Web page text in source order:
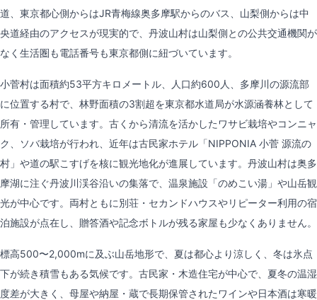
道、東京都心側からはJR青梅線奥多摩駅からのバス、山梨側からは中
央道経由のアクセスが現実的で、丹波山村は山梨側との公共交通機関が
なく生活圏も電話番号も東京都側に紐づいています。
小菅村は面積約53平方キロメートル、人口約600人、多摩川の源流部
に位置する村で、林野面積の3割超を東京都水道局が水源涵養林として
所有・管理しています。古くから清流を活かしたワサビ栽培やコンニャ
ク、ソバ栽培が行われ、近年は古民家ホテル「NIPPONIA 小菅 源流の
村」や道の駅こすげを核に観光地化が進展しています。丹波山村は奥多
摩湖に注ぐ丹波川渓谷沿いの集落で、温泉施設「のめこい湯」や山岳観
光が中心です。両村ともに別荘・セカンドハウスやリピーター利用の宿
泊施設が点在し、贈答酒や記念ボトルが残る家屋も少なくありません。
標高500〜2,000mに及ぶ山岳地形で、夏は都心より涼しく、冬は氷点
下が続き積雪もある気候です。古民家・木造住宅が中心で、夏冬の温湿
度差が大きく、母屋や納屋・蔵で長期保管されたワインや日本酒は寒暖